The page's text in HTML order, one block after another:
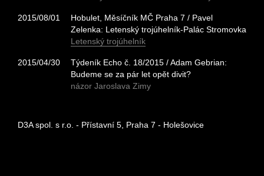
2015/08/01
Hobulet, Měsíčník MČ Praha 7 / Pavel
Zelenka: Letenský trojúhelník-Palác Stromovka
Letenský trojúhelník
2015/04/30
Týdeník Echo č. 18/2015 / Adam Gebrian:
Budeme se za pár let opět divit?
názor Jaroslava Zimy
D3A spol. s r.o. - Přístavní 5, Praha 7 - Holešovice